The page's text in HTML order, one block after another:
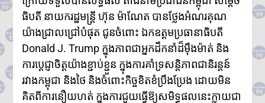
ធិបតី នាយករដ្ឋមន្ត្រី ហ៊ុន ម៉ាណែត បានថ្លែងអំណរគុណ
យ៉ាងជ្រាលជ្រៅបំផុត ជូនចំពោះ ឯកឧត្តមប្រធានាធិបតី
Donald J. Trump ក្នុងភាពជាអ្នកដឹកនាំដ៏ម៉ឺងម៉ាត់ និង
ការប្តេជ្ញាចិត្តយ៉ាងខ្ជាប់ខ្ជួន ក្នុងការគាំទ្រសន្តិភាពជានិរន្តន៍
រវាងកម្ពុជា និងថៃ និងចំពោះកិច្ចខិតខំប្រឹងប្រែង ដោយមិន
គិតពីការនឿយហត់ ក្នុងការជួយធ្វើឱ្យសមិទ្ធផលនេះក្លាយជា